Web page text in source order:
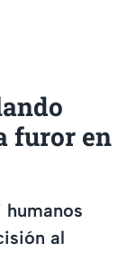
furor en
al